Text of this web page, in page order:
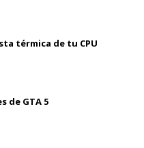
térmica de tu CPU
de GTA 5